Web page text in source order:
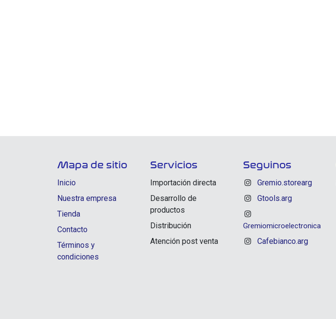
Mapa de sitio
Inicio
Nuestra empresa
Tienda
Contacto
Términos y
condiciones
Servicios
Importación directa
Desarrollo de
productos
Distribución
Atención post venta
Seguinos
Gremio.storearg
Gtools.arg
Gremiomicroelectronica
Cafebianco.arg